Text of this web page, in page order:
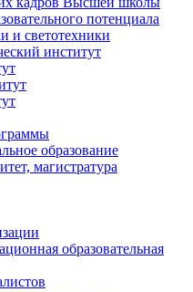
потенциала
и светотехники
институт
образование
магистратура
образовательная